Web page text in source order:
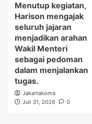
Menutup kegiatan,
Harison mengajak
seluruh jajaran
menjadikan arahan
Wakil Menteri
sebagai pedoman
dalam menjalankan
tugas.
Jakartakoma
Juli 31, 2026
0